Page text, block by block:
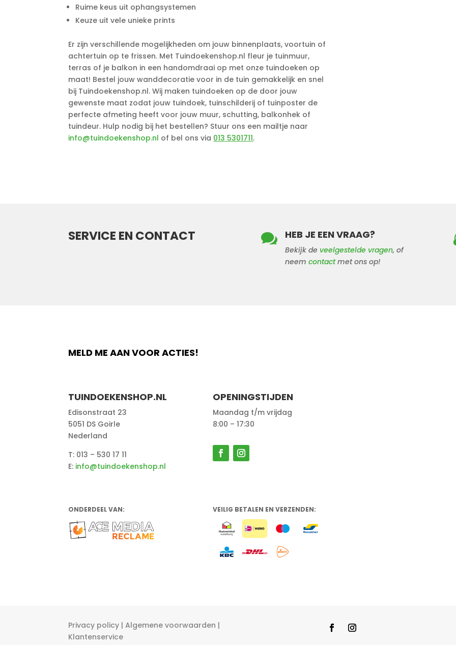
Ruime keus uit ophangsystemen
Keuze uit vele unieke prints
Er zijn verschillende mogelijkheden om jouw binnenplaats, voortuin of
achtertuin op te frissen. Met Tuindoekenshop.nl fleur je tuinmuur,
terras of je balkon in een handomdraai op met onze tuindoeken op
maat! Bestel jouw wanddecoratie voor in de tuin gemakkelijk en snel
bij Tuindoekenshop.nl. Wij maken tuindoeken op de door jouw
gewenste maat zodat jouw tuindoek, tuinschilderij of tuinposter de
perfecte afmeting heeft voor jouw muur, schutting, balkonhek of
tuindeur. Hulp nodig bij het bestellen? Stuur ons een mailtje naar
info@tuindoekenshop.nl of bel ons via 013 5301711.
SERVICE EN CONTACT  HEB JE EEN VRAAG?
Bekijk de veelgestelde vragen, of
neem contact met ons op!
MELD ME AAN VOOR ACTIES!
TUINDOEKENSHOP.NL
Edisonstraat 23
5051 DS Goirle
Nederland
T: 013 – 530 17 11
E: info@tuindoekenshop.nl
OPENINGSTIJDEN
Maandag t/m vrijdag
8:00 – 17:30
ONDERDEEL VAN: VEILIG BETALEN EN VERZENDEN:
Privacy policy |Algemene voorwaarden |
Klantenservice